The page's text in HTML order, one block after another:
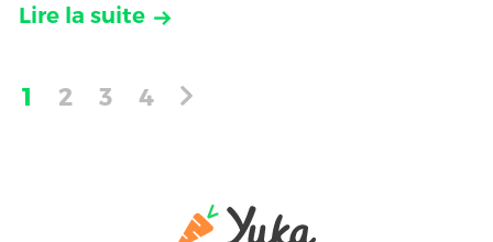
Lire la suite
1 2 3 4